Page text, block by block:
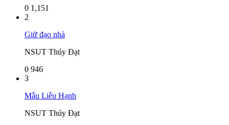
0 1,151
2
Giữ đạo nhà
NSUT Thúy Đạt
0 946
3
Mẫu Liễu Hạnh
NSUT Thúy Đạt